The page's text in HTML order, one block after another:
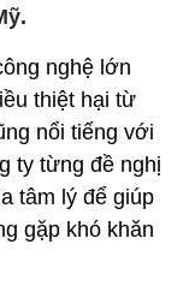
nghệ lớn
thiệt hại từ
nổi tiếng với
ty từng đề nghị
tâm lý để giúp
gặp khó khăn